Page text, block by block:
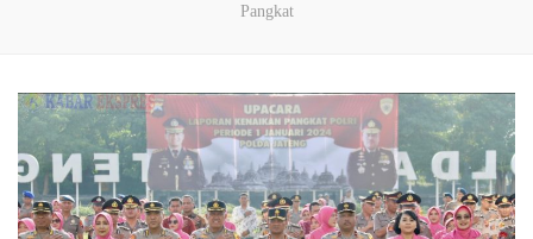
Pangkat